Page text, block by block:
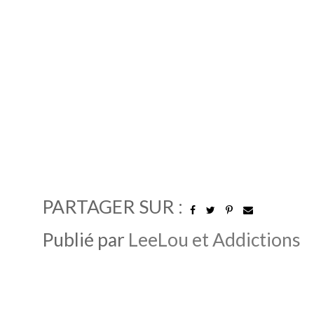
PARTAGER SUR :
Publié par LeeLou et Addictions